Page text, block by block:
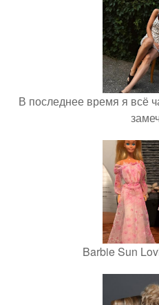
В последнее время я всё
Barbie Sun